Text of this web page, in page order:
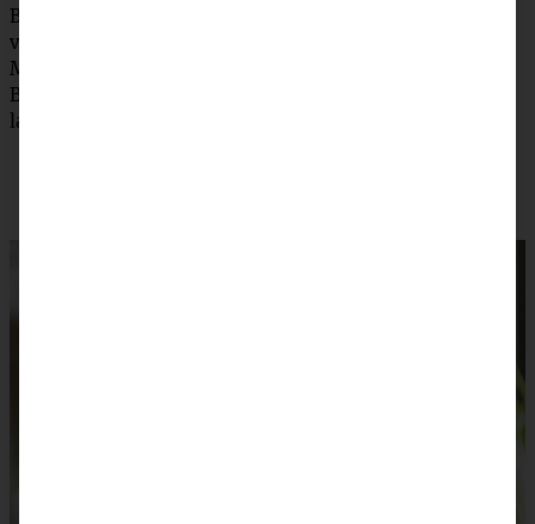
Backofen inzwischen auf 200 °C (175 °C Umluft)
vorheizen. Den Hefezopf im heißen Backofen für 30 – 40
Minuten goldbraun backen, dann samt Papier vom
Backblech ziehen und auf einem Gitterrost auskühlen
lassen.